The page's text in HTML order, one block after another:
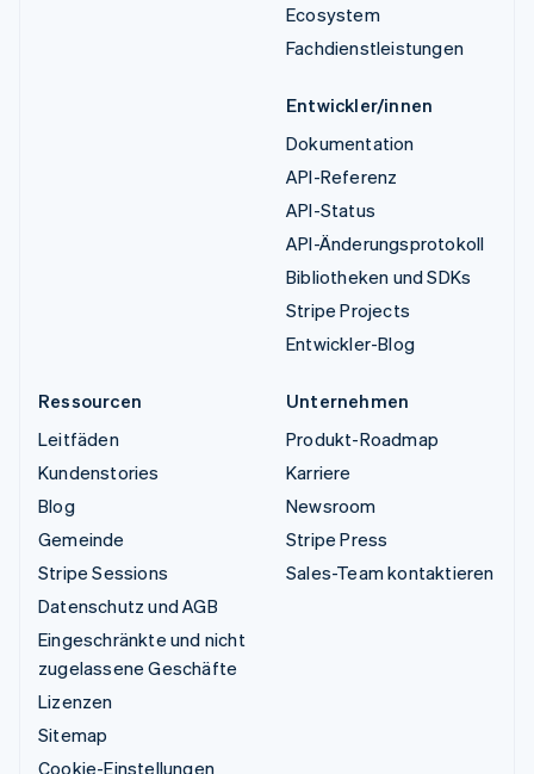
Ecosystem
Fachdienstleistungen
Entwickler/innen
Dokumentation
API-Referenz
API-Status
API-Änderungsprotokoll
Bibliotheken und SDKs
Stripe Projects
Entwickler-Blog
Ressourcen
Leitfäden
Kundenstories
Blog
Gemeinde
Stripe Sessions
Datenschutz und AGB
Eingeschränkte und nicht
zugelassene Geschäfte
Lizenzen
Sitemap
Cookie-Einstellungen
Unternehmen
Produkt-Roadmap
Karriere
Newsroom
Stripe Press
Sales-Team kontaktieren